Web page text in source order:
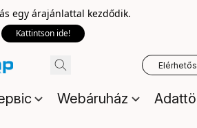
egy árajánlattal kezdődik.
Kattintson ide!
Webáruház